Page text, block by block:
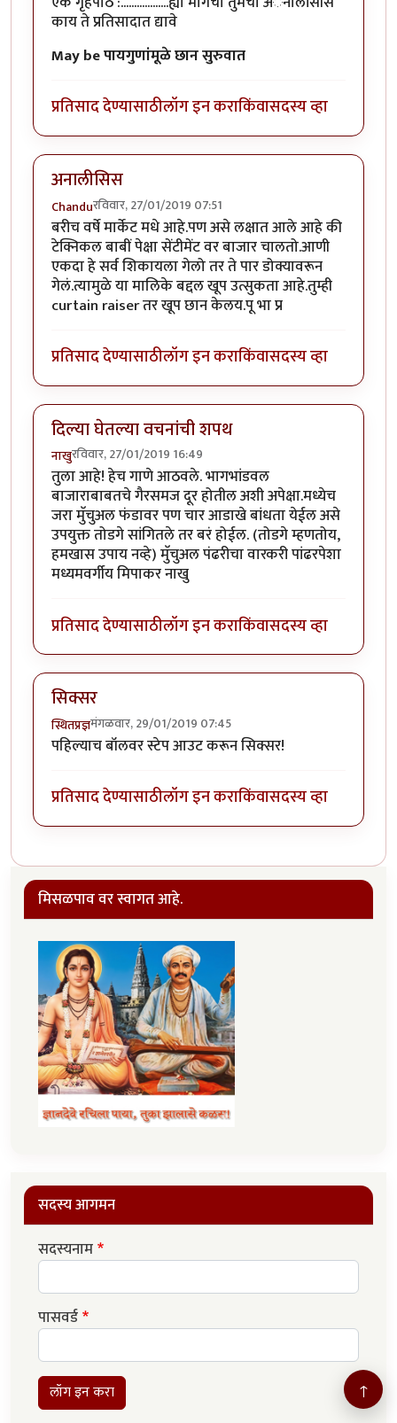
काय ते प्रतिसादात द्यावे
May be पायगुणांमूळेछान सुरुवात
प्रतिसाद देण्यासाठीलॉग इन कराकिंवासदस्य व्हा
अनालीसिस
Chanduरविवार, 27/01/2019 07:51
बरीच वर्षे मार्केट मधे आहे.पण असे लक्षात आले आहे की
टेक्निकल बाबीं पेक्षा सेंटीमेंट वर बाजार चालतो.आणी
एकदा हे सर्व शिकायला गेलो तर ते पार डोक्यावरून
गेलं.त्यामुळे या मालिके बद्दल खूप उत्सुकता आहे.तुम्ही
curtain raiser तर खूप छान केलय.पू भा प्र
प्रतिसाद देण्यासाठीलॉग इन कराकिंवासदस्य व्हा
दिल्या घेतल्या वचनांची शपथ
नाखुरविवार, 27/01/2019 16:49
तुला आहे! हेच गाणे आठवले. भागभांडवल
बाजाराबाबतचे गैरसमज दूर होतील अशी अपेक्षा.मध्येच
जरा मुॅचुअल फंडावर पण चार आडाखे बांधता येईल असे
उपयुक्त तोडगे सांगितले तर बरं होईल. (तोडगे म्हणतोय,
हमखास उपाय नव्हे) मुॅचुअल पंढरीचा वारकरी पांढरपेशा
मध्यमवर्गीय मिपाकर नाखु
प्रतिसाद देण्यासाठीलॉग इन कराकिंवासदस्य व्हा
सिक्सर
स्थितप्रज्ञमंगळवार, 29/01/2019 07:45
पहिल्याच बॉलवर स्टेप आउट करून सिक्सर!
प्रतिसाद देण्यासाठीलॉग इन कराकिंवासदस्य व्हा
मिसळपाव वर स्वागत आहे.
सदस्य आगमन
सदस्यनाम
पासवर्ड
लॉग इन करा ↑